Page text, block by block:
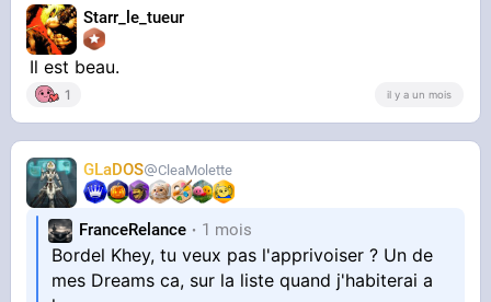
la faune sauvage, il vaut mieux le laisser là avec
juste un plat rempli d'eau, il devrait arriver à
s'envoler dans la journée car il va bien et c'est
le moment pour lui d'y arriver
Je ferai un up s'il y a du nouveau
Update : il a pris son envol dans la journée
Starr_le_tueur
Il est beau.
1 il y a un mois
GLaDOS CleaMolette
FranceRelance 1 mois
Bordel Khey, tu veux pas l'apprivoiser ? Un de
mes Dreams ca, sur la liste quand j'habiterai a